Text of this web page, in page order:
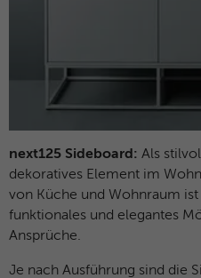
next125 Sideboard: Als
dekoratives Element im
von Küche und Wohnraum
funktionales und elegantes
Ansprüche.
Je nach Ausführung sind die
Wert immer
Name HERR
Anbieter Microsoft
Zweck